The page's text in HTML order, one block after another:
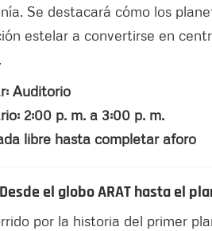
Se destacará cómo los
estelar a convertirse en
Auditorio
2:00 p. m. a 3:00 p. m.
libre hasta completar aforo
el globo ARAT hasta el
por la historia del primer